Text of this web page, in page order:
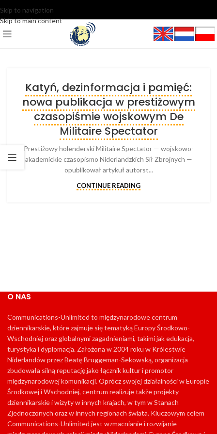
Skip to navigation
Skip to main content
Katyń, dezinformacja i pamięć:
nowa publikacja w prestiżowym
czasopiśmie wojskowym De
Militaire Spectator
Prestiżowy holenderski Militaire Spectator — wojskowo-
akademickie czasopismo Niderlandzkich Sił Zbrojnych —
opublikował artykuł autorst...
CONTINUE READING
O NAS
Communications-Unlimited to międzynarodowe centrum
dziennikarskie, które zajmuje się tematyką Europy Środkowo-
Wschodniej oraz globalnymi zagadnieniami, takimi jak edukacja,
turystyka i dyplomacja. Założona w 2004 roku w Królestwie
Niderlandów przez Beatę Bruggeman-Sekowską, organizacja
zbudowała silną reputację jako łącznik kultur i promotor
międzynarodowej komunikacji. Oprócz swojej działalności w Europie
Środkowej i Wschodniej, centrum realizuje także projekty
dziennikarskie i wizyty w innych krajach, w tym w Stanach
Zjednoczonych oraz w innych regionach świata. Kluczowym celem
Communications-Unlimited jest wzmacnianie i rozwijanie